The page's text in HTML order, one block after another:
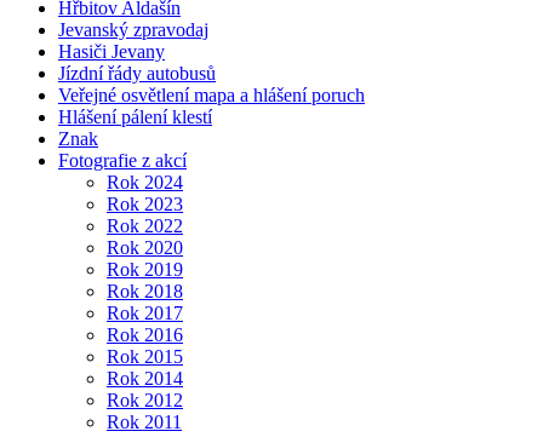
Hřbitov Aldašín
Jevanský zpravodaj
Hasiči Jevany
Jízdní řády autobusů
Veřejné osvětlení mapa a hlášení poruch
Hlášení pálení klestí
Znak
Fotografie z akcí
Rok 2024
Rok 2023
Rok 2022
Rok 2020
Rok 2019
Rok 2018
Rok 2017
Rok 2016
Rok 2015
Rok 2014
Rok 2012
Rok 2011